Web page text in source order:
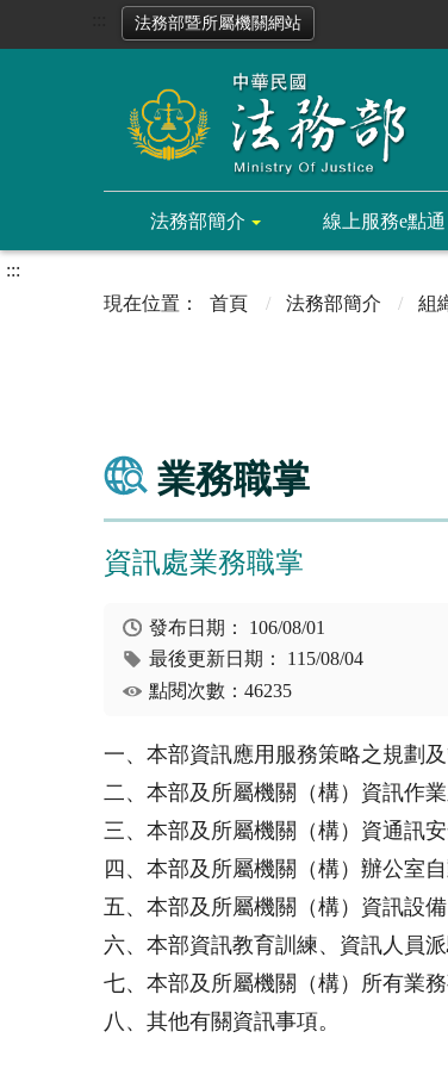
法務部暨所屬機關網站
法務部簡介 線上服務e點通
:::
首頁
法務部簡介 組
業務職掌
資訊處業務職掌
發布日期： 106/08/01
最後更新日期： 115/08/04
點閱次數：46235
一、本部資訊應用服務策略之規劃及
二、本部及所屬機關（構）資訊作
三、本部及所屬機關（構）資通訊
四、本部及所屬機關（構）辦公室
五、本部及所屬機關（構）資訊設
六、本部資訊教育訓練、資訊人員派
七、本部及所屬機關（構）所有業
八、其他有關資訊事項。